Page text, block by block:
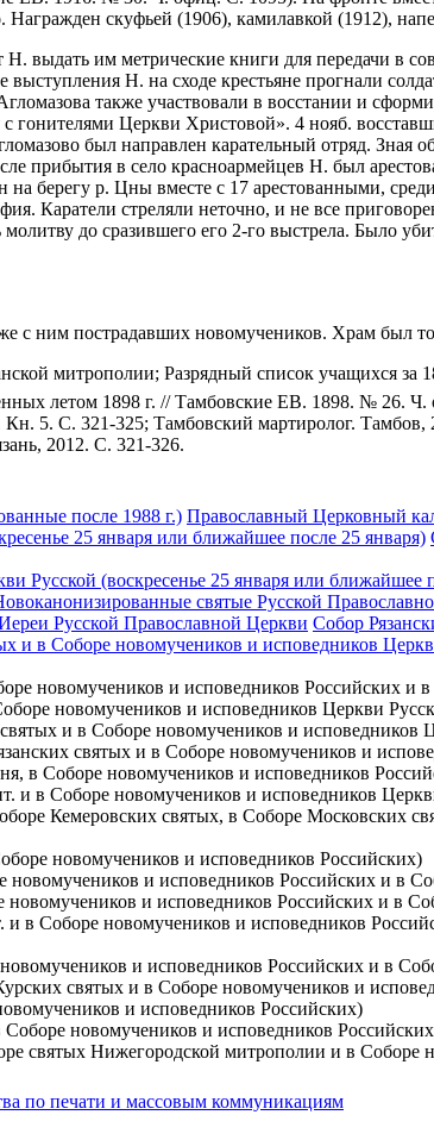
скуфьей (1906), камилавкой (1912),
им метрические книги для передачи в
Н. на сходе крестьяне прогнали
также участвовали в восстании и
гонителями Церкви Христовой». 4 нояб.
был направлен карательный отряд. Зная об
прибытия в село красноармейцев Н. был
на берегу р. Цны вместе с 17 арестованными,
Каратели стреляли неточно, и не все
до сразившего его 2-го выстрела. Было
с ним пострадавших новомучеников. Храм был
митрополии; Разрядный список учащихся
летом 1898 г. // Тамбовские ЕВ. 1898. № 26.
Кн. 5. С. 321-325; Тамбовский мартиролог.
2012. С. 321-326.
после 1988 г.) Православный Церковный
25 января или ближайшее после 25 января)
Русской (воскресенье 25 января или ближайшее
святые Русской
Русской Православной Церкви Собор
и в Соборе новомучеников и исповедников
новомучеников и исповедников Российских и в
новомучеников и исповедников Церкви
и в Соборе новомучеников и исповедников
святых и в Соборе новомучеников и
в Соборе новомучеников и исповедников
и в Соборе новомучеников и исповедников
Кемеровских святых, в Соборе Московских
новомучеников и исповедников Российских)
и исповедников Российских и в
и исповедников Российских и в
Соборе новомучеников и исповедников
и исповедников Российских и в
святых и в Соборе новомучеников и
и исповедников Российских)
новомучеников и исповедников
святых Нижегородской митрополии и в Соборе
по печати и массовым коммуникациям